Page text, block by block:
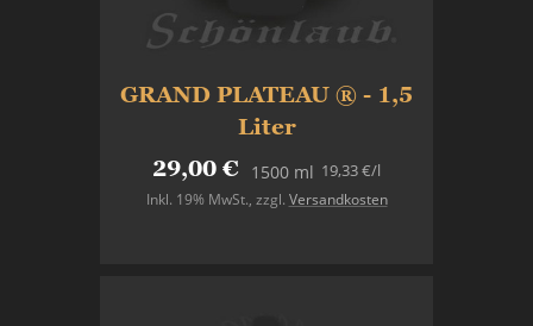
GRAND PLATEAU ® - 1,5
Liter
29,00 € 1500 ml
Inkl. 19% MwSt., zzgl. Versandkosten
19,33 €/l